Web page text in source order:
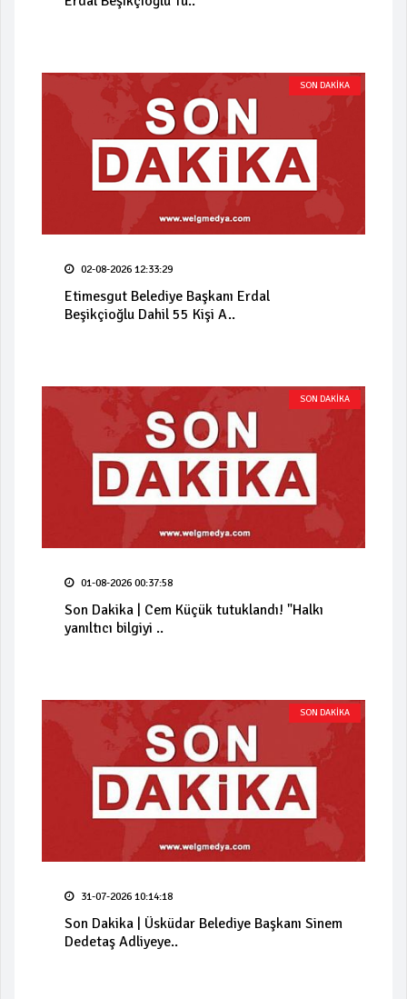
SON DAKİKA
02-08-2026 12:33:29
Etimesgut Belediye Başkanı Erdal
Beşikçioğlu Dahil 55 Kişi A..
SON DAKİKA
01-08-2026 00:37:58
Son Dakika | Cem Küçük tutuklandı! "Halkı
yanıltıcı bilgiyi ..
SON DAKİKA
31-07-2026 10:14:18
Son Dakika | Üsküdar Belediye Başkanı Sinem
Dedetaş Adliyeye..